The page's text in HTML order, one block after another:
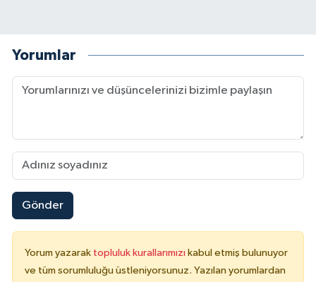
Yorumlar
Gönder
Yorum yazarak topluluk kurallarımızı kabul etmiş bulunuyor
ve tüm sorumluluğu üstleniyorsunuz. Yazılan yorumlardan